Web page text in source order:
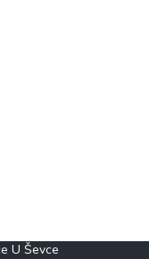
U Ševce